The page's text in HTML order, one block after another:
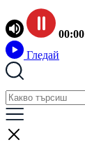
00:00
Гледай